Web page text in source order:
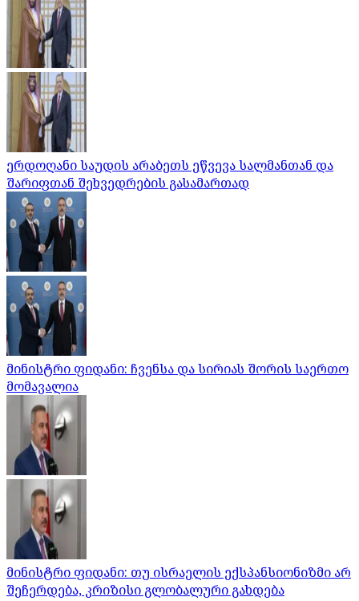
ერდოღანი საუდის არაბეთს ეწვევა სალმანთან და
შარიფთან შეხვედრების გასამართად
მინისტრი ფიდანი: ჩვენსა და სირიას შორის საერთო
მომავალია
მინისტრი ფიდანი: თუ ისრაელის ექსპანსიონიზმი არ
შეჩერდება, კრიზისი გლობალური გახდება